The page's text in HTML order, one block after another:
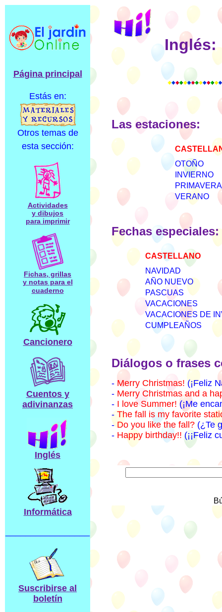
Página principal
Estás en:
Otros temas de
esta sección:
Actividades
y dibujos
para imprimir
Fichas, grillas
y notas para el
cuaderno
Cancionero
Cuentos y
adivinanzas
Inglés
Informática
Suscribirse al
boletín
Inglés:
Las estaciones:
OTOÑO
INVIERNO
PRIMAVERA
VERANO
Fechas especiales:
CASTELLANO
NAVIDAD
AÑO NUEVO
PASCUAS
VACACIONES
VACACIONES DE
CUMPLEAÑOS
Diálogos o frases
- Merry Christmas! (¡Feliz
- Merry Christmasand a
- I love Summer! (¡Me
-The fall is my favorite
-Do you like the fall? (¿Te
- Happy birthday!! (¡¡Feliz